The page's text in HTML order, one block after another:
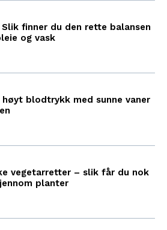
finner du den rette balansen
og vask
høyt blodtrykk med sunne vaner
vegetarretter – slik får du nok
planter